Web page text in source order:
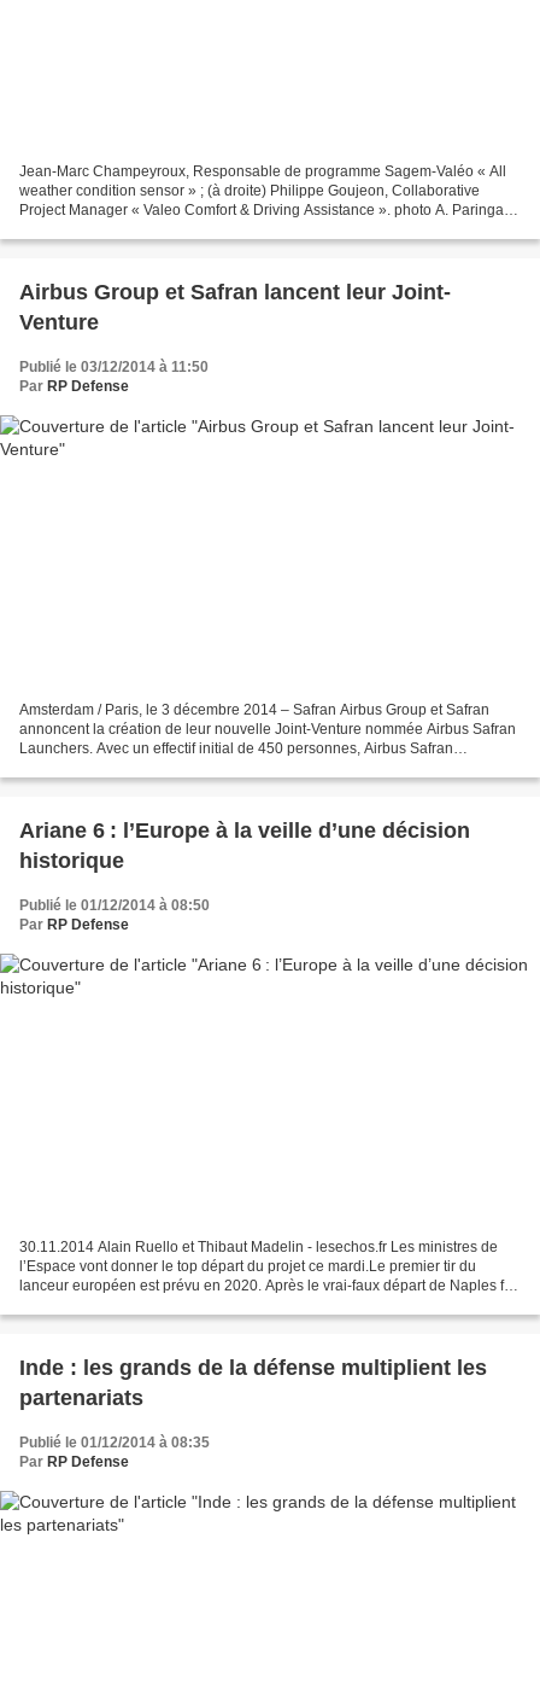
Jean-Marc Champeyroux, Responsable de programme Sagem-Valéo « All
weather condition sensor » ; (à droite) Philippe Goujeon, Collaborative
Project Manager « Valeo Comfort & Driving Assistance ». photo A. Paringaux
Airbus Group et Safran lancent leur Joint-
Venture
Publié le 03/12/2014 à 11:50
Par RP Defense
Amsterdam / Paris, le 3 décembre 2014 – Safran Airbus Group et Safran
annoncent la création de leur nouvelle Joint-Venture nommée Airbus Safran
Launchers. Avec un effectif initial de 450 personnes, Airbus Safran
Ariane 6 : l’Europe à la veille d’une décision
historique
Publié le 01/12/2014 à 08:50
Par RP Defense
30.11.2014 Alain Ruello et Thibaut Madelin - lesechos.fr Les ministres de
l’Espace vont donner le top départ du projet ce mardi.Le premier tir du
lanceur européen est prévu en 2020. Après le vrai-faux départ de Naples fin
Inde : les grands de la défense multiplient les
partenariats
Publié le 01/12/2014 à 08:35
Par RP Defense